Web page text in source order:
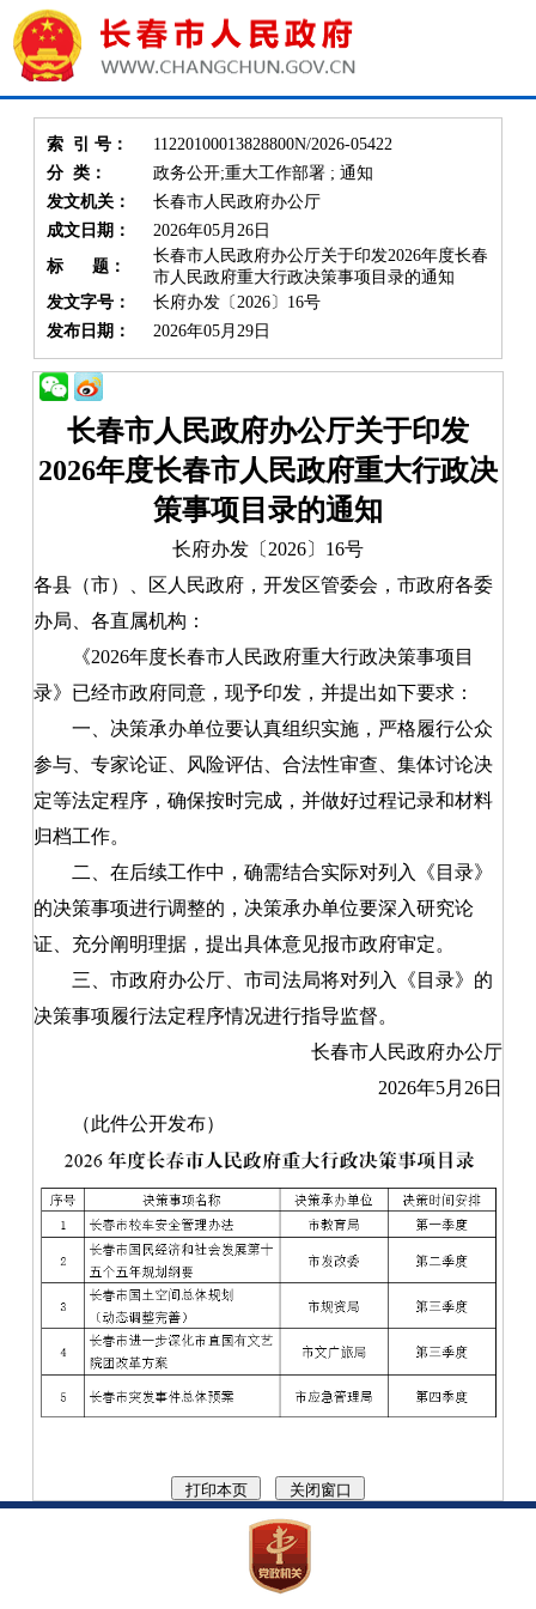
索 引 号：
11220100013828800N/2026-05422
分 类：
政务公开;重大工作部署 ; 通知
发文机关：
长春市人民政府办公厅
成文日期：
2026年05月26日
标 题：
长春市人民政府办公厅关于印发2026年度长春
市人民政府重大行政决策事项目录的通知
发文字号：
长府办发〔2026〕16号
发布日期：
2026年05月29日
长春市人民政府办公厅关于印发
2026年度长春市人民政府重大行政决
策事项目录的通知
长府办发〔2026〕16号
各县（市）、区人民政府，开发区管委会，市政府各委
办局、各直属机构：
《2026年度长春市人民政府重大行政决策事项目
录》已经市政府同意，现予印发，并提出如下要求：
一、决策承办单位要认真组织实施，严格履行公众
参与、专家论证、风险评估、合法性审查、集体讨论决
定等法定程序，确保按时完成，并做好过程记录和材料
归档工作。
二、在后续工作中，确需结合实际对列入《目录》
的决策事项进行调整的，决策承办单位要深入研究论
证、充分阐明理据，提出具体意见报市政府审定。
三、市政府办公厅、市司法局将对列入《目录》的
决策事项履行法定程序情况进行指导监督。
长春市人民政府办公厅
2026年5月26日
（此件公开发布）